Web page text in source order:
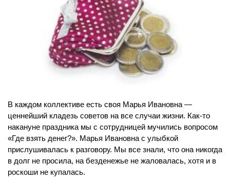
В каждом коллективе есть своя Марья Ивановна —
ценнейший кладезь советов на все случаи жизни. Как-то
накануне праздника мы с сотрудницей мучились вопросом
«Где взять денег?». Марья Ивановна с улыбкой
прислушивалась к разговору. Мы все знали, что она никогда
в долг не просила, на безденежье не жаловалась, хотя и в
роскоши не купалась.